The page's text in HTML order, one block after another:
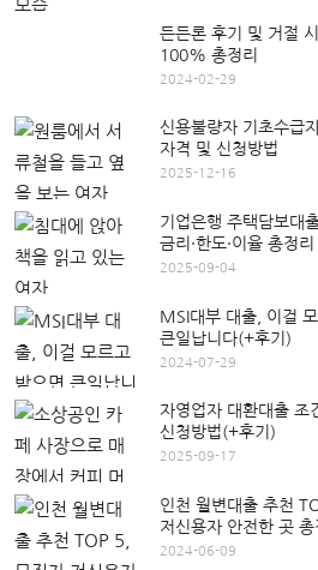
든든론 후기 및 거절
100% 총정리
2024-02-29
신용불량자 기초수급
자격 및 신청방법
2025-12-16
기업은행 주택담보대
금리·한도·이율 총정리
2025-09-04
MSI대부 대출, 이걸
큰일납니다(+후기)
2024-07-29
자영업자 대환대출
신청방법(+후기)
2025-09-17
인천 월변대출 추천
저신용자 안전한 곳 총
2024-06-09